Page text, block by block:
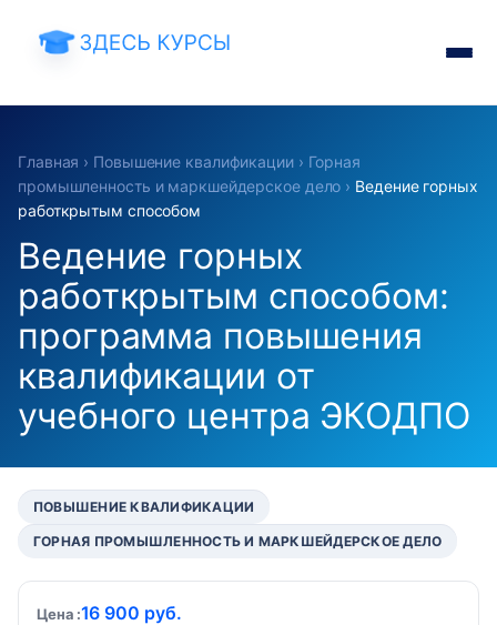
Главная › Повышение квалификации› Горная
промышленность и маркшейдерское дело › Ведение горных
работкрытым способом
Ведение горных
работкрытым способом:
программа повышения
квалификации от
учебного центра ЭКОДПО
ПОВЫШЕНИЕ КВАЛИФИКАЦИИ
ГОРНАЯ ПРОМЫШЛЕННОСТЬ И МАРКШЕЙДЕРСКОЕ ДЕЛО
Цена 16 900 руб.